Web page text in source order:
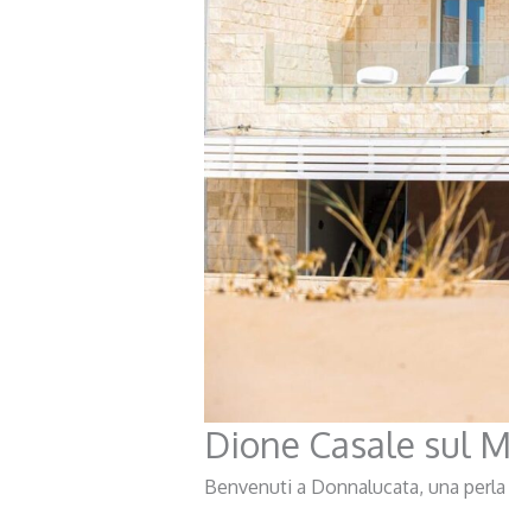
Dione Casale sul
Benvenuti a Donnalucata, una